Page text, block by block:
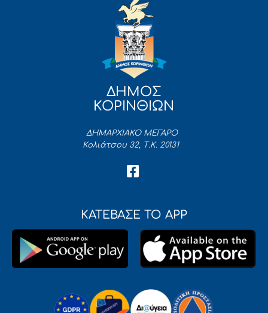
ΔΗΜΟΣ
ΚΟΡΙΝΘΙΩΝ
ΔΗΜΑΡΧΙΑΚΟ ΜΕΓΑΡΟ
Κολιάτσου 32, Τ.Κ. 20131
ΚΑΤΕΒΑΣΕ ΤΟ APP